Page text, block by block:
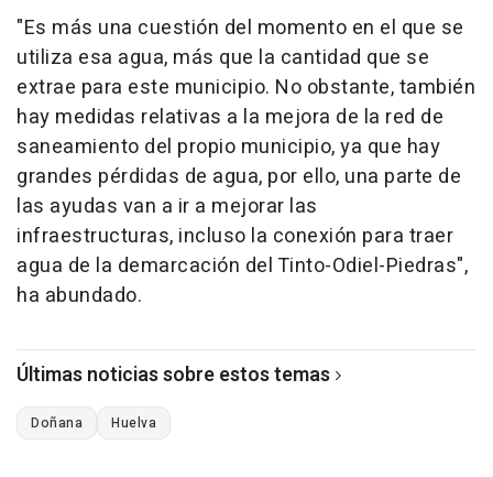
"Es más una cuestión del momento en el que se
utiliza esa agua, más que la cantidad que se
extrae para este municipio. No obstante, también
hay medidas relativas a la mejora de la red de
saneamiento del propio municipio, ya que hay
grandes pérdidas de agua, por ello, una parte de
las ayudas van a ir a mejorar las
infraestructuras, incluso la conexión para traer
agua de la demarcación del Tinto-Odiel-Piedras",
ha abundado.
Últimas noticias sobre estos temas
Doñana Huelva